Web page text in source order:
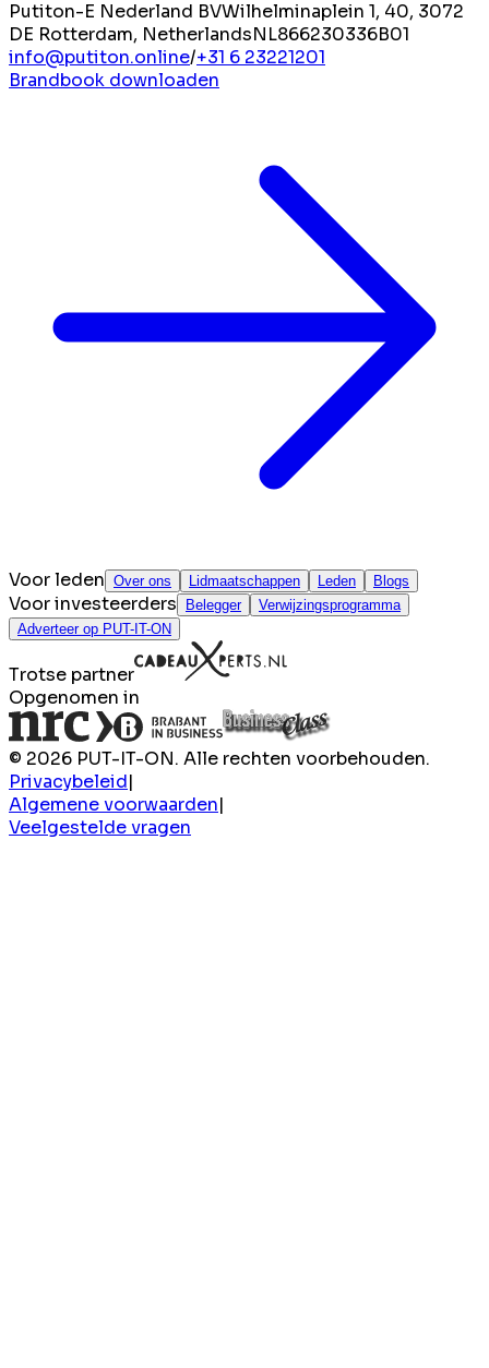
Putiton-E Nederland BVWilhelminaplein 1, 40, 3072
DE Rotterdam, NetherlandsNL866230336B01
info@putiton.online/+31 6 23221201
Brandbook downloaden
Voor leden Over ons Lidmaatschappen Leden Blogs
Voor investeerders Belegger
Verwijzingsprogramma
Adverteer op PUT-IT-ON
Trotse partner
Opgenomen in
© 2026 PUT-IT-ON. Alle rechten voorbehouden.
Privacybeleid|
Algemene voorwaarden|
Veelgestelde vragen